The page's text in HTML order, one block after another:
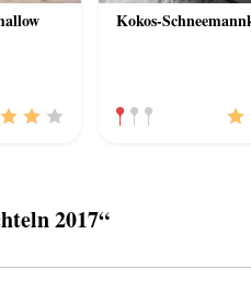
Kokos-
2017“